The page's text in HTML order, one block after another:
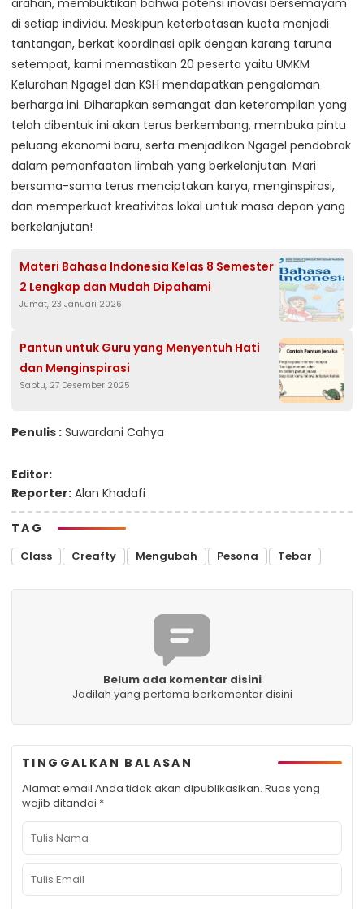
di setiap individu. Meskipun keterbatasan kuota menjadi
tantangan, berkat koordinasi apik dengan karang taruna
setempat, kami memastikan 20 peserta yaitu UMKM
Kelurahan Ngagel dan KSH mendapatkan pengalaman
berharga ini. Diharapkan semangat dan keterampilan yang
telah dibentuk ini akan terus berkembang, membuka pintu
peluang ekonomi baru, serta menjadikan Ngagel pendobrak
dalam pemanfaatan limbah yang berkelanjutan. Mari
bersama-sama terus menciptakan karya, menginspirasi,
dan memperkuat kreativitas lokal untuk masa depan yang
berkelanjutan!
Materi Bahasa Indonesia Kelas 8 Semester
2 Lengkap dan Mudah Dipahami
Jumat, 23 Januari 2026
Pantun untuk Guru yang Menyentuh Hati
dan Menginspirasi
Sabtu, 27 Desember 2025
Penulis : Suwardani Cahya
Editor:
Reporter: Alan Khadafi
TAG
Class Creafty Mengubah Pesona Tebar
Belum ada komentar disini
Jadilah yang pertama berkomentar disini
TINGGALKAN BALASAN
Alamat email Anda tidak akan dipublikasikan. Ruas yang
wajib ditandai *